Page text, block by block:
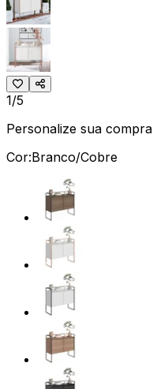
1/5
Personalize sua compra
Cor:Branco/Cobre